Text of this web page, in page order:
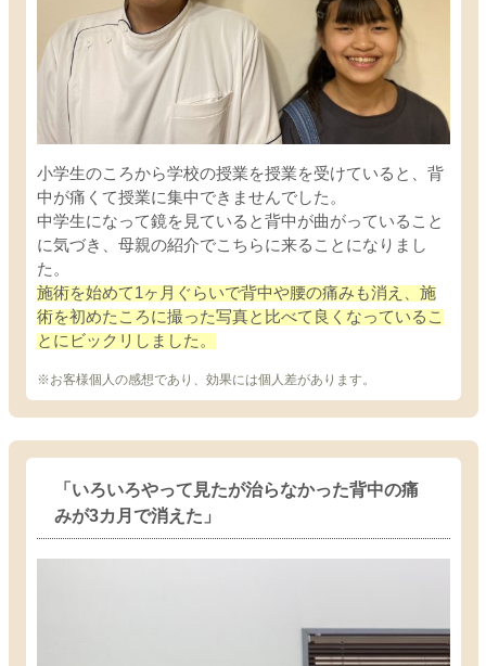
小学生のころから学校の授業を授業を受けていると、背
中が痛くて授業に集中できませんでした。
中学生になって鏡を見ていると背中が曲がっていること
に気づき、母親の紹介でこちらに来ることになりまし
た。
施術を始めて1ヶ月ぐらいで背中や腰の痛みも消え、施
術を初めたころに撮った写真と比べて良くなっているこ
とにビックリしました。
※お客様個人の感想であり、効果には個人差があります。
「いろいろやって見たが治らなかった背中の痛
みが3カ月で消えた」